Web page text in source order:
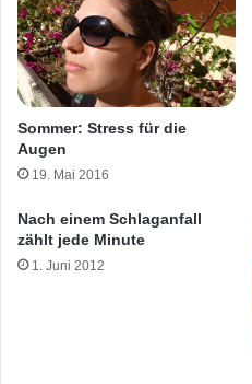
Sommer: Stress für die
Augen
19. Mai 2016
Nach einem Schlaganfall
zählt jede Minute
1. Juni 2012